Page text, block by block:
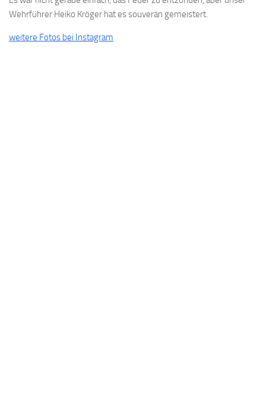
Wehrführer Heiko Kröger hat es souverän gemeistert.
weitere Fotos bei Instagram